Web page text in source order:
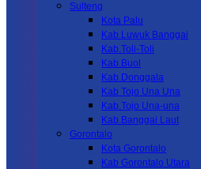
Sulteng
Kota Palu
Kab.Luwuk Banggai
Kab.Toli-Toli
Kab.Buol
Kab.Donggala
Kab Tojo Una Una
Kab.Tojo Una-una
Kab.Banggai Laut
Gorontalo
Kota Gorontalo
Kab Gorontalo Utara